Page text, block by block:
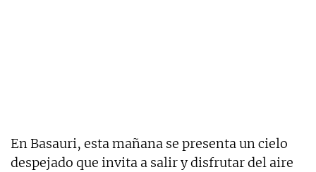
En Basauri, esta mañana se presenta un cielo
despejado que invita a salir y disfrutar del aire